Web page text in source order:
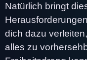
Natürlich bringt
dich dazu
alles zu